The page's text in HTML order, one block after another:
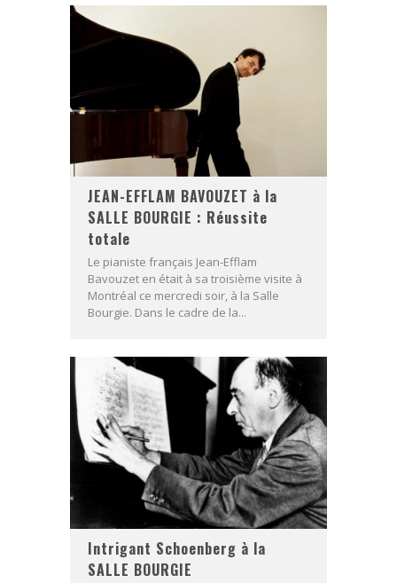
JEAN-EFFLAM BAVOUZET à la
SALLE BOURGIE : Réussite
totale
Le pianiste français Jean-Efflam
Bavouzet en était à sa troisième visite à
Montréal ce mercredi soir, à la Salle
Bourgie. Dans le cadre de la...
Intrigant Schoenberg à la
SALLE BOURGIE